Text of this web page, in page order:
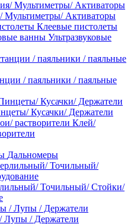
Мультиметры/ Активаторы
Клеевые пистолеты
Ультразвуковые
/ паяльники / паяльные
Кусачки/ Держатели
Клей/
Дальномеры
Точильный/ Стойки/
Лупы / Держатели